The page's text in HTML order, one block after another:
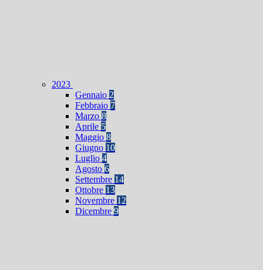
2023
Gennaio 2
Febbraio 7
Marzo 8
Aprile 5
Maggio 8
Giugno 10
Luglio 4
Agosto 6
Settembre 14
Ottobre 13
Novembre 12
Dicembre 9